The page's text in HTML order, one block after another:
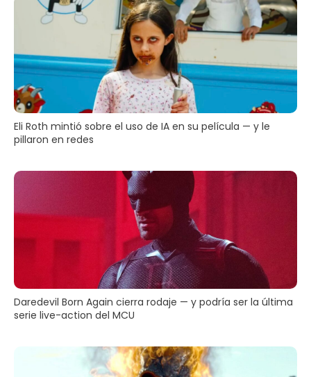
Eli Roth mintió sobre el uso de IA en su película — y le
pillaron en redes
Daredevil Born Again cierra rodaje — y podría ser la última
serie live-action del MCU